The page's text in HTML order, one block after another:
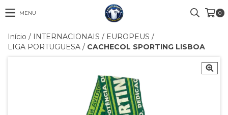
MENU 0
Início / INTERNACIONAIS / EUROPEUS /
LIGA PORTUGUESA / CACHECOL SPORTING LISBOA